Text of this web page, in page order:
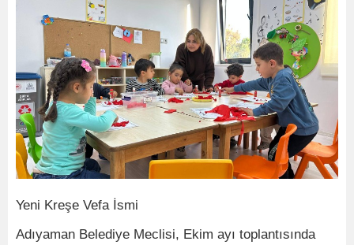
Yeni Kreşe Vefa İsmi
Adıyaman Belediye Meclisi, Ekim ayı toplantısında